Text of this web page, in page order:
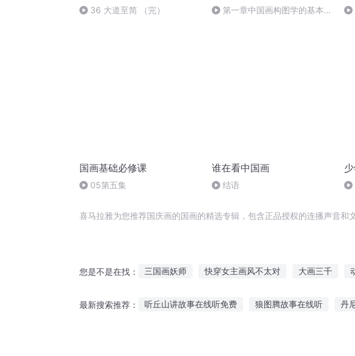
36 大道至简 （完）
第一章中国画构图学的基本原
国画基础必修课
05第五集
谁在看中国画
结语
喜马拉雅为您推荐国庆画的国画的精选专辑，包含正品授权的连播声音和
您是不是在找： 三国画妖师 快穿女主画风不太对 大画三千
最新搜索推荐： 听丘山讲故事在线听免费 狼图腾故事在线听 丹